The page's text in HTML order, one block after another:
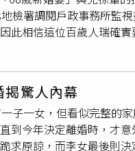
是，院方告知，若未來
先前透過假證件培育完
第三者及醫院列為共同
朱女突然收到法院通知
連電視劇都演不出這樣
開，目前法院尚未宣判
去大陸曾有類似案例，
，甚至離婚後，才得知
檢署調閱戶政事務所監
此相信這位百歲人瑞確
產，市值約8億，過去20
，還阻止
一位孫子涉嫌過失傷害
理結婚登記的戶政所公
顯示王姓人瑞與看護結
驚人內幕
子一女，但看似完整的
到今年決定離婚時，才
求原諒，而李女最後則